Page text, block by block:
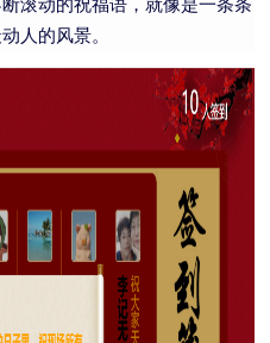
人的风景。